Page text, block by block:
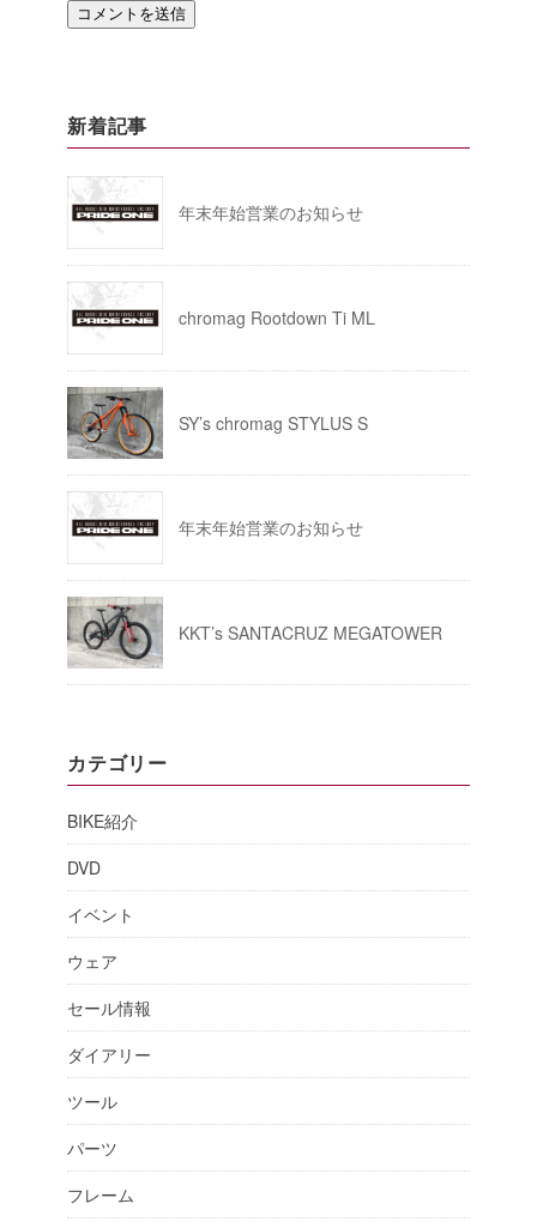
新着記事
年末年始営業のお知らせ
chromag Rootdown Ti ML
SY’s chromag STYLUS S
年末年始営業のお知らせ
KKT’s SANTACRUZ MEGATOWER
カテゴリー
BIKE紹介
DVD
イベント
ウェア
セール情報
ダイアリー
ツール
パーツ
フレーム